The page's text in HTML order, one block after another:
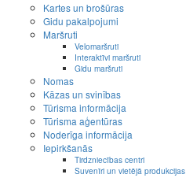
Kartes un brošūras
Gidu pakalpojumi
Maršruti
Velomaršruti
Interaktīvi maršruti
Gidu maršruti
Nomas
Kāzas un svinības
Tūrisma informācija
Tūrisma aģentūras
Noderīga informācija
Iepirkšanās
Tirdzniecības centri
Suvenīri un vietējā produkcijas